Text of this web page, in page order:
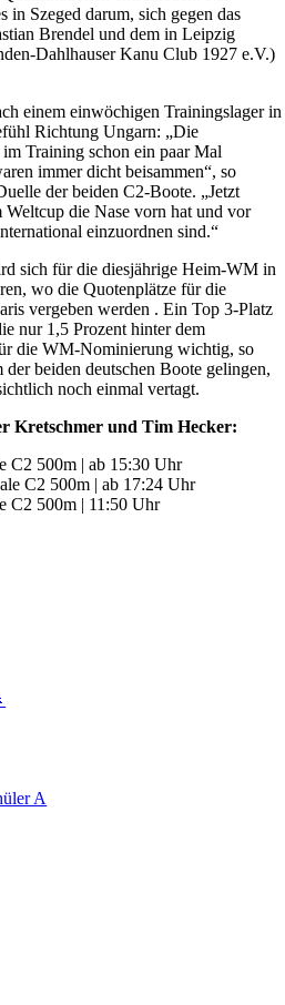
in Szeged darum, sich gegen das
Brendel und dem in Leipzig
Dahlhauser Kanu Club 1927 e.V.)
einem einwöchigen Trainingslager in
Richtung Ungarn: „Die
Training schon ein paar Mal
immer dicht beisammen“, so
der beiden C2-Boote. „Jetzt
die Nase vorn hat und vor
einzuordnen sind.“
sich für die diesjährige Heim-WM in
wo die Quotenplätze für die
vergeben werden . Ein Top 3-Platz
nur 1,5 Prozent hinter dem
die WM-Nominierung wichtig, so
beiden deutschen Boote gelingen,
noch einmal vertagt.
Kretschmer und Tim Hecker:
C2 500m | ab 15:30 Uhr
C2 500m | ab 17:24 Uhr
C2 500m | 11:50 Uhr
A